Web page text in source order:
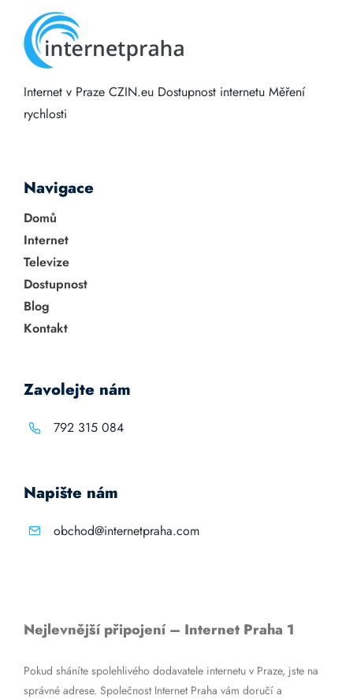
Internet v Praze CZIN.eu Dostupnost internetu Měření
rychlosti
Navigace
Domů
Internet
Televize
Dostupnost
Blog
Kontakt
Zavolejte nám
792 315 084
Napište nám
obchod@internetpraha.com
Nejlevnější připojení – Internet Praha 1
Pokud sháníte spolehlivého dodavatele internetu v Praze, jste na
správné adrese. Společnost Internet Praha vám doručí a